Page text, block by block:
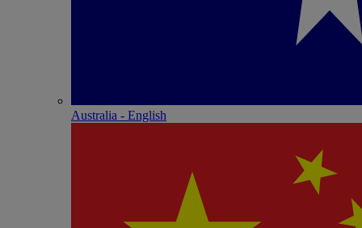
Australia - English